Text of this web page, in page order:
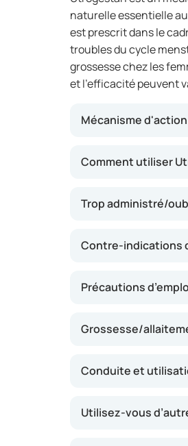
naturelle essentielle
est prescrit dans le
troubles du cycle
grossesse chez les
et l’efficacité peuvent
Mécanisme
déficit en
difficultés
de la pathologie et
Comment utiliser
Trop administré/
Contre-indications
Précautions
Grossesse/
Conduite et
Utilisez-vous